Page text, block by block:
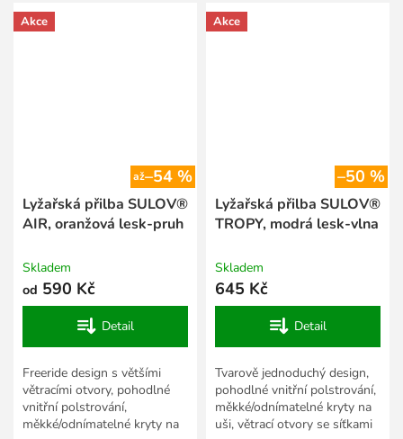
proti sněhu, zadní úchyt...
proti sněhu, zadní úchyt...
Akce
až–54 %
Lyžařská přilba SULOV®
AIR, oranžová lesk-pruh
Skladem
od 590 Kč
Detail
Freeride design s většími
větracími otvory, pohodlné
vnitřní polstrování,
měkké/odnímatelné kryty na
Akce
–50 %
Lyžařská přilba SULOV®
TROPY, modrá lesk-vlna
Skladem
645 Kč
Detail
Tvarově jednoduchý design,
pohodlné vnitřní polstrování,
měkké/odnímatelné kryty na
uši, větrací otvory se síťkami